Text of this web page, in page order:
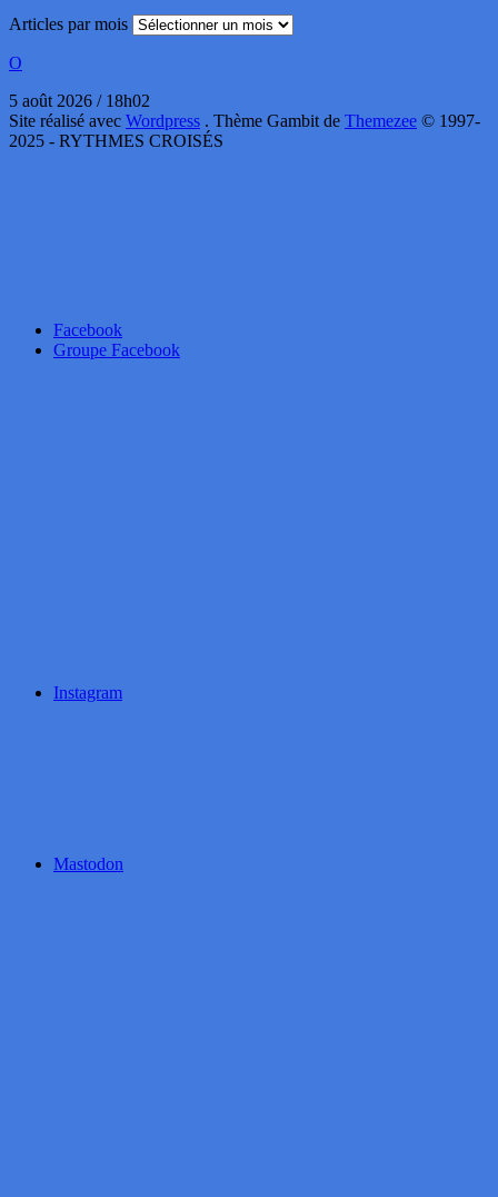
Articles par mois
O
5 août 2026 / 18h02
Site réalisé avec Wordpress . Thème Gambit de Themezee © 1997-
2025 - RYTHMES CROISÉS
Facebook
Groupe Facebook
Instagram
Mastodon